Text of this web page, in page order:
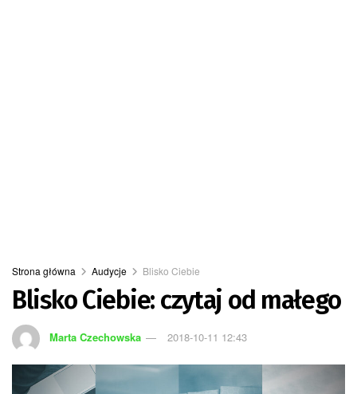
Strona główna Audycje Blisko Ciebie
Blisko Ciebie: czytaj od małego
Marta Czechowska 2018-10-11 12:43